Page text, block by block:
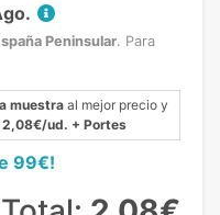
Peninsular. Para
muestra al mejor precio y
2,08€/ud. + Portes
99€!